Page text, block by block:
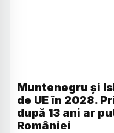
Muntenegru și
de UE în 2028.
după 13 ani ar
României